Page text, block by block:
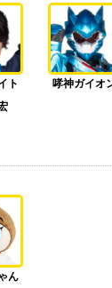
ト 哮神ガイオ
ん